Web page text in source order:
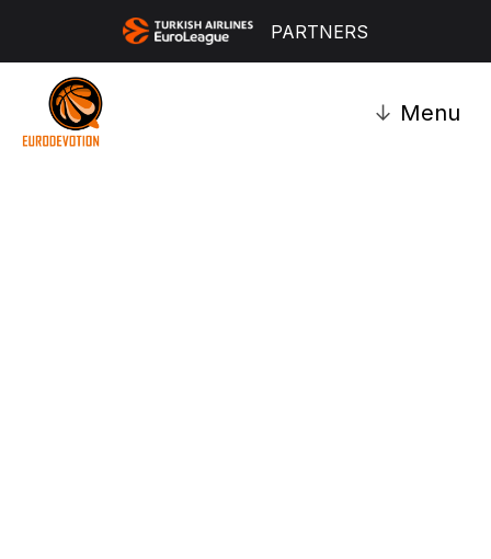
PARTNERS
↓ Menu